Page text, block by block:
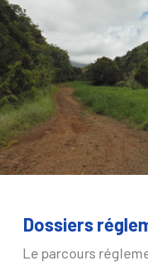
Dossiers
Le parcours